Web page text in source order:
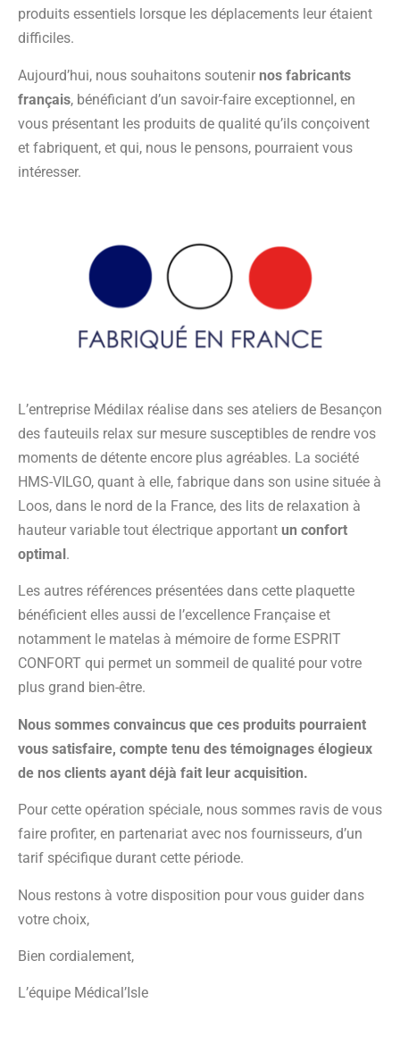
produits essentiels lorsque les déplacements leur étaient
difficiles.
Aujourd’hui, nous souhaitons soutenir nos fabricants
français, bénéficiant d’un savoir-faire exceptionnel, en
vous présentant les produits de qualité qu’ils conçoivent
et fabriquent, et qui, nous le pensons, pourraient vous
intéresser.
L’entreprise Médilax réalise dans ses ateliers de Besançon
des fauteuils relax sur mesure susceptibles de rendre vos
moments de détente encore plus agréables. La société
HMS-VILGO, quant à elle, fabrique dans son usine située à
Loos, dans le nord de la France, des lits de relaxation à
hauteur variable tout électrique apportant un confort
optimal.
Les autres références présentées dans cette plaquette
bénéficient elles aussi de l’excellence Française et
notamment le matelas à mémoire de forme ESPRIT
CONFORT qui permet un sommeil de qualité pour votre
plus grand bien-être.
Nous sommes convaincus que ces produits pourraient
vous satisfaire, compte tenu des témoignages élogieux
de nos clients ayant déjà fait leur acquisition.
Pour cette opération spéciale, nous sommes ravis de vous
faire profiter, en partenariat avec nos fournisseurs, d’un
tarif spécifique durant cette période.
Nous restons à votre disposition pour vous guider dans
votre choix,
Bien cordialement,
L’équipe Médical’Isle